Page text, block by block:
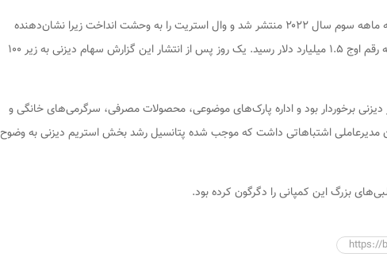
برکناری چاپک به دنبال انتشار گزارش سه ماهه سوم سال ۲۰۲۲ منتشر شد و وال استریت را به وحشت انداخت زیرا نشان‌دهنده
این بود که هزینه‌های تولید و بازاریابی به رقم اوج ۱.۵ میلیارد دلار رسید. یک روز پس از انتشار این گزارش سهام دیزنی به زیر ۱۰۰
ساله مدیریتی در دیزنی برخوردار بود و اداره پارک‌های موضوعی، محصولات مصرفی، سرگرمی‌های خانگی و
مدیرعاملی اشتباهاتی داشت که موجب شده پتانسیل رشد بخش استریم دیزنی به وضوح
https://